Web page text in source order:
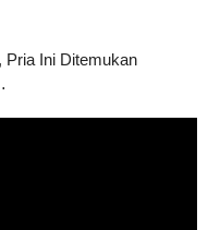
Pria Ini Ditemukan